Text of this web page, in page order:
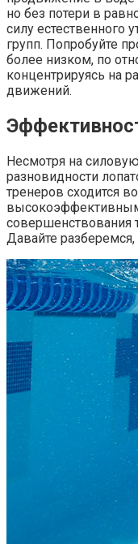
но без потери в
силу
групп. Попробуйте
более низком, по
концентрируясь на
движений.
Несмотря на
разновидности
тренеров сходится
совершенствования
Давайте разберемся,